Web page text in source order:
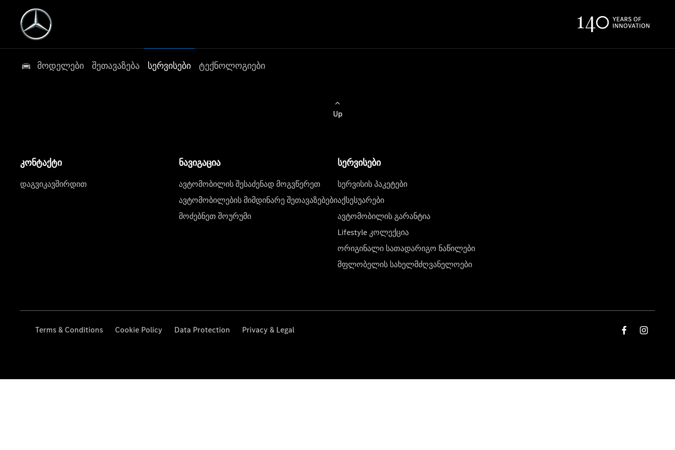
მოდელები შეთავაზება სერვისები ტექნოლოგიები
Up
კონტაქტი
დაგვიკავშირდით
ნავიგაცია
ავტომობილის შესაძენად მოგვწერეთ
ავტომობილების მიმდინარე შეთავაზებები
მოძებნეთ შოურუმი
სერვისები
სერვისის პაკეტები
აქსესუარები
ავტომობილის გარანტია
Lifestyle კოლექცია
ორიგინალი სათადარიგო ნაწილები
მფლობელის სახელმძღვანელოები
Terms & Conditions Cookie Policy Data Protection Privacy & Legal